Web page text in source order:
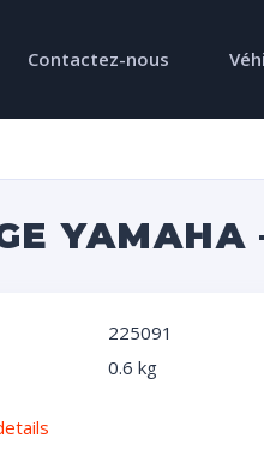
Contactez-nous
YAMAHA
225091
0.6 kg